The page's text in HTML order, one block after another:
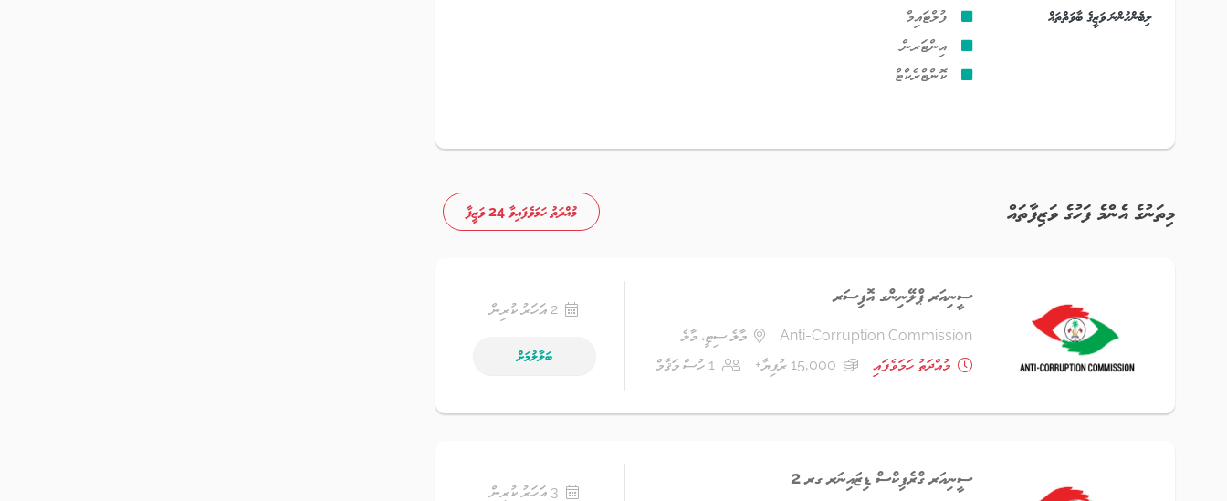
ލިބެންހުންނަ ވަޒީގެ ބާވަތްތައް
ފުލްޓައިމް
އިންޓަރން
ކޮންޓްރެކްޓް
މިތަނުގެ އެންމެ ފަހުގެ ވަޒިފާތައް މުއްދަތު ހަމަވެފައިވާ 24 ވަޒީފާ
ސީނިއަރ ޕްލޭނިންގ އޮފިސަރ
Anti-Corruption Commission
މާލެ ސިޓީ، މާލެ
މުއްދަތު ހަމަވެފައި
15,000 ރުފިޔާ+ 1 ހުސް މަޤާމް
2 އަހަރު ކުރިން
ބަލާލުމަށް
ސީނިއަރ ގްރެފިކްސް ޑިޒައިނަރ ގރ 2
3 އަހަރު ކުރިން